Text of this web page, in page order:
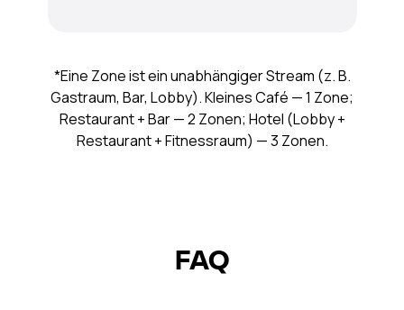
*Eine Zone ist ein unabhängiger Stream (z. B.
Gastraum, Bar, Lobby). Kleines Café — 1 Zone;
Restaurant + Bar — 2 Zonen; Hotel (Lobby +
Restaurant + Fitnessraum) — 3 Zonen.
FAQ